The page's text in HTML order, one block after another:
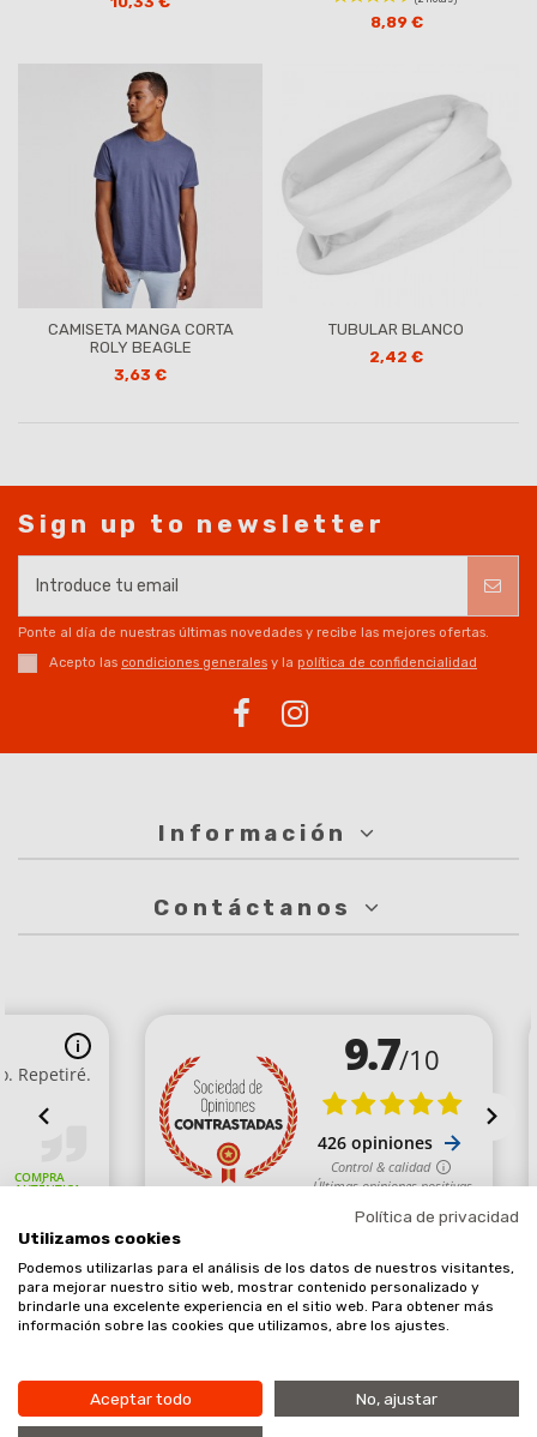
(1 nota)
8,89 €
CAMISETA MANGA CORTA
ROLY BEAGLE
3,63 €
TUBULAR BLANCO
2,42 €
Sign up to newsletter
Ponte al día de nuestras últimas novedades y recibe las mejores ofertas.
Acepto las condiciones generales y la política de confidencialidad
Información
Contáctanos
Comerciante aprobado por la Sociedad de Opiniones Contrastadas,
haga clic aquí para mostrar el certificado.
Política de privacidad
Utilizamos cookies
Podemos utilizarlas para el análisis de los datos de nuestros visitantes,
para mejorar nuestro sitio web, mostrar contenido personalizado y
brindarle una excelente experiencia en el sitio web. Para obtener más
información sobre las cookies que utilizamos, abre los ajustes.
Aceptar todo No, ajustar